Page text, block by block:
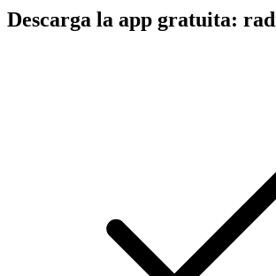
Descarga la app gratuita: